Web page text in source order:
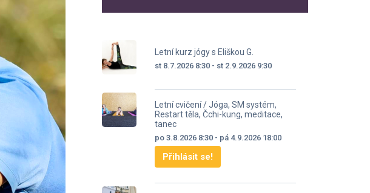
Letní kurz jógy s Eliškou G.
st 8.7.2026 8:30 - st 2.9.2026 9:30
Letní cvičení / Jóga, SM systém,
Restart těla, Čchi-kung, meditace,
tanec
po 3.8.2026 8:30 - pá 4.9.2026 18:00
Přihlásit se!